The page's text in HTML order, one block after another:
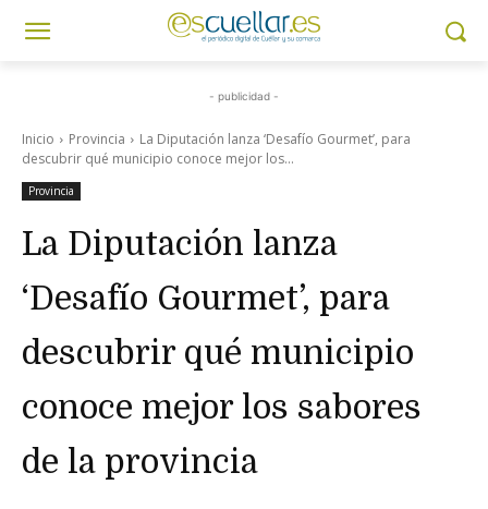
- publicidad -
Inicio Provincia
La Diputación lanza ‘Desafío Gourmet’, para
descubrir qué municipio conoce mejor los...
Provincia
La Diputación lanza
‘Desafío Gourmet’, para
descubrir qué municipio
conoce mejor los sabores
de la provincia